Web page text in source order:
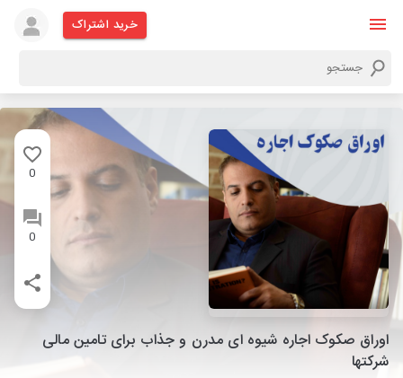
خرید اشتراک
0
0
اوراق صکوک اجاره شیوه ای مدرن و جذاب برای تامین مالی
شرکتها